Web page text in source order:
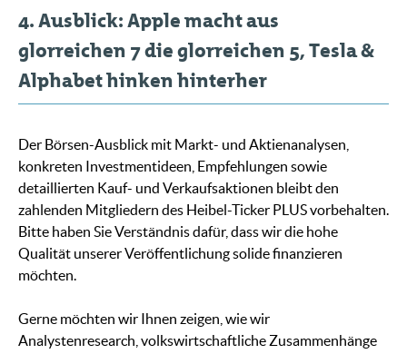
4. Ausblick: Apple macht aus
glorreichen 7 die glorreichen 5, Tesla &
Alphabet hinken hinterher
Der Börsen-Ausblick mit Markt- und Aktienanalysen,
konkreten Investmentideen, Empfehlungen sowie
detaillierten Kauf- und Verkaufsaktionen bleibt den
zahlenden Mitgliedern des Heibel-Ticker PLUS vorbehalten.
Bitte haben Sie Verständnis dafür, dass wir die hohe
Qualität unserer Veröffentlichung solide finanzieren
möchten.
Gerne möchten wir Ihnen zeigen, wie wir
Analystenresearch, volkswirtschaftliche Zusammenhänge